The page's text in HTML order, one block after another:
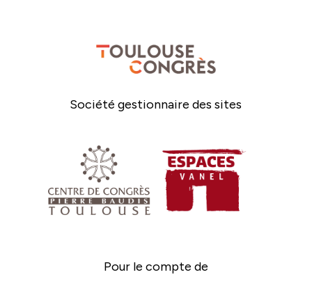
Société gestionnaire des sites
Pour le compte de